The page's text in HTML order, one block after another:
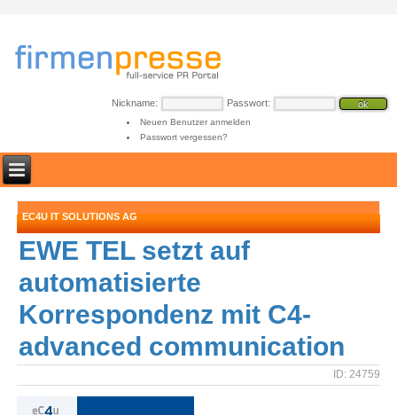
Nickname: Passwort:
Neuen Benutzer anmelden
Passwort vergessen?
EC4U IT SOLUTIONS AG
EWE TEL setzt auf
automatisierte
Korrespondenz mit C4-
advanced communication
ID: 24759